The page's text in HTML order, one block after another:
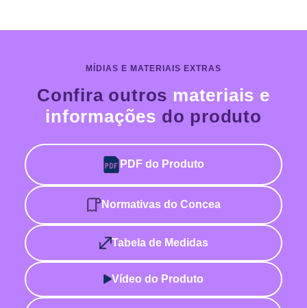
MÍDIAS E MATERIAIS EXTRAS
Confira outros materiais e
informações do produto
PDF do Produto
Normativas do Concea
Tabela de Medidas
Vídeo do Produto